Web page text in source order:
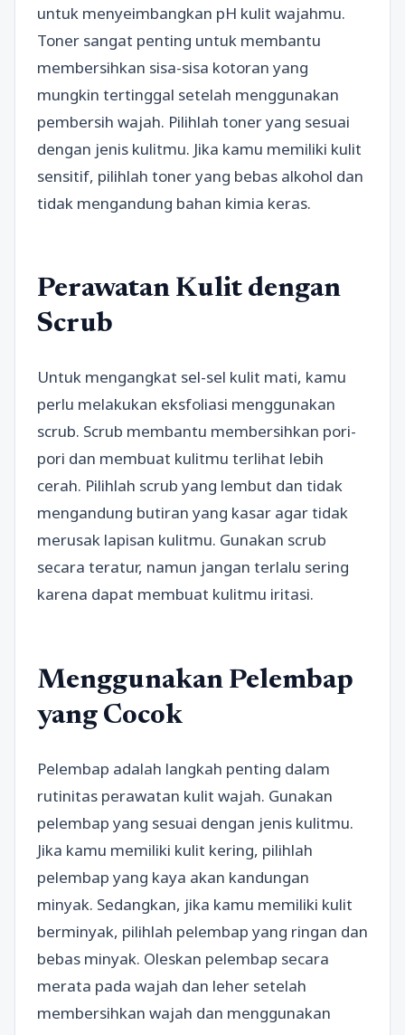
untuk menyeimbangkan pH kulit wajahmu.
Toner sangat penting untuk membantu
membersihkan sisa-sisa kotoran yang
mungkin tertinggal setelah menggunakan
pembersih wajah. Pilihlah toner yang sesuai
dengan jenis kulitmu. Jika kamu memiliki kulit
sensitif, pilihlah toner yang bebas alkohol dan
tidak mengandung bahan kimia keras.
Perawatan Kulit dengan
Scrub
Untuk mengangkat sel-sel kulit mati, kamu
perlu melakukan eksfoliasi menggunakan
scrub. Scrub membantu membersihkan pori-
pori dan membuat kulitmu terlihat lebih
cerah. Pilihlah scrub yang lembut dan tidak
mengandung butiran yang kasar agar tidak
merusak lapisan kulitmu. Gunakan scrub
secara teratur, namun jangan terlalu sering
karena dapat membuat kulitmu iritasi.
Menggunakan Pelembap
yang Cocok
Pelembap adalah langkah penting dalam
rutinitas perawatan kulit wajah. Gunakan
pelembap yang sesuai dengan jenis kulitmu.
Jika kamu memiliki kulit kering, pilihlah
pelembap yang kaya akan kandungan
minyak. Sedangkan, jika kamu memiliki kulit
berminyak, pilihlah pelembap yang ringan dan
bebas minyak. Oleskan pelembap secara
merata pada wajah dan leher setelah
membersihkan wajah dan menggunakan